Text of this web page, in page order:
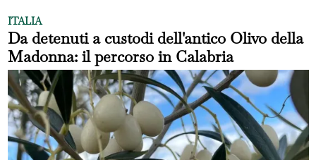
ITALIA
Da detenuti a custodi dell'antico Olivo della
Madonna: il percorso in Calabria